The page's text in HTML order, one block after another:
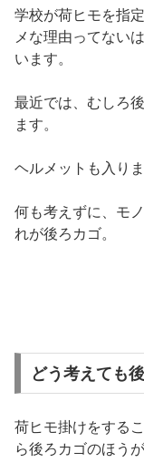
学校が荷ヒモを指
メな理由ってない
います。
最近では、むしろ
ます。
ヘルメットも入り
何も考えずに、モ
れが後ろカゴ。
どう考えても
荷ヒモ掛けをする
ら後ろカゴのほうが